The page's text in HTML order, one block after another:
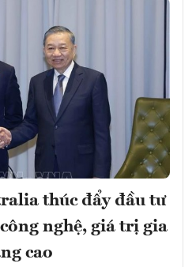
thúc đẩy đầu tư
nghệ, giá trị gia
cao